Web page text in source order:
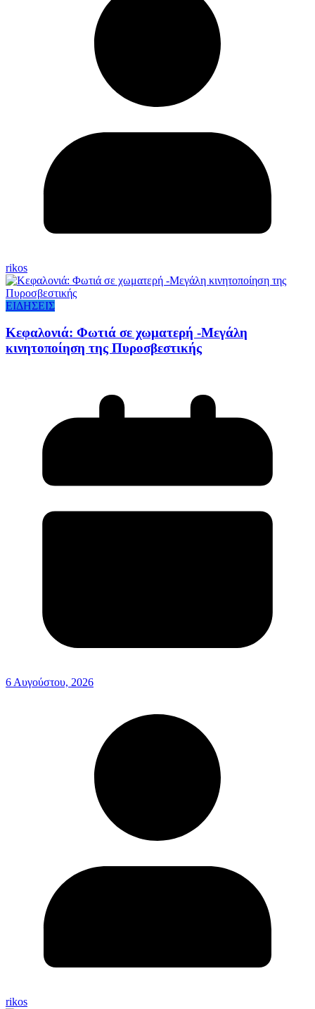
rikos
ΕΙΔΗΣΕΙΣ
Κεφαλονιά: Φωτιά σε χωματερή -Μεγάλη
κινητοποίηση της Πυροσβεστικής
6 Αυγούστου, 2026
rikos